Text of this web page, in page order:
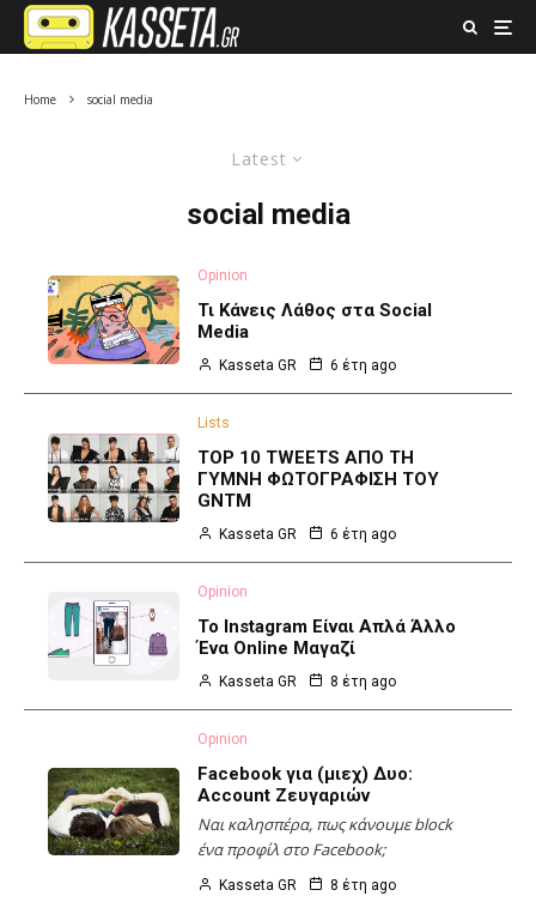
Home social media
Latest
social media
Opinion
Τι Κάνεις Λάθος στα Social
Media
Kasseta GR 6 έτη ago
Lists
TOP 10 TWEETS ΑΠΟ ΤΗ
ΓΥΜΝΗ ΦΩΤΟΓΡΑΦΙΣΗ ΤΟΥ
GNTM
Kasseta GR 6 έτη ago
Opinion
To Instagram Είναι Απλά Άλλο
Ένα Online Μαγαζί
Kasseta GR 8 έτη ago
Opinion
Facebook για (μιεχ) Δυο:
Account Ζευγαριών
Ναι καλησπέρα, πως κάνουμε block
ένα προφίλ στο Facebook;
Kasseta GR 8 έτη ago